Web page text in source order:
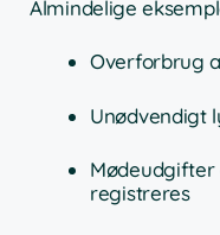
Almindelige
Overforbrug
Unødvendigt
registreres